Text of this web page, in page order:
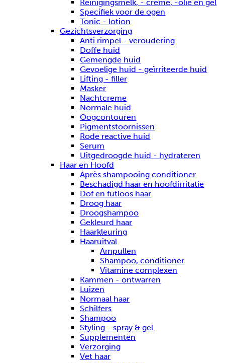
Reinigingsmelk, - crème, -olie en gel
Specifiek voor de ogen
Tonic - lotion
Gezichtsverzorging
Anti rimpel - veroudering
Doffe huid
Gemengde huid
Gevoelige huid - geïrriteerde huid
Lifting - filler
Masker
Nachtcreme
Normale huid
Oogcontouren
Pigmentstoornissen
Rode reactive huid
Serum
Uitgedroogde huid - hydrateren
Haar en Hoofd
Après shampooing conditioner
Beschadigd haar en hoofdirritatie
Dof en futloos haar
Droog haar
Droogshampoo
Gekleurd haar
Haarkleuring
Haaruitval
Ampullen
Shampoo, conditioner
Vitamine complexen
Kammen - ontwarren
Luizen
Normaal haar
Schilfers
Shampoo
Styling - spray & gel
Supplementen
Verzorging
Vet haar